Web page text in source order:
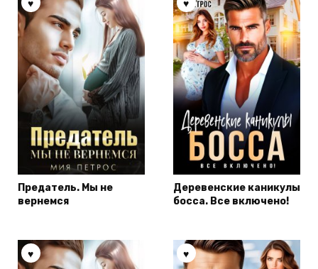
Предатель. Мы не
вернемся
Деревенские каникулы
босса. Все включено!